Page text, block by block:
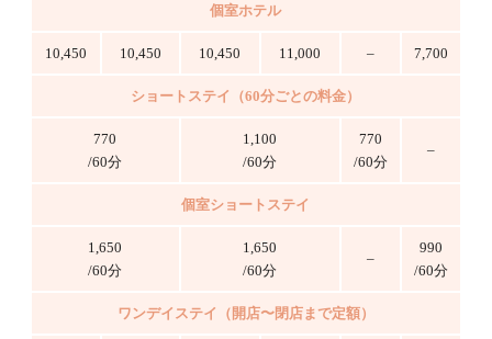
個室ホテル
10,450 10,450 10,450 11,000 – 7,700
ショートステイ（60分ごとの料金）
770
/60分
1,100
/60分
770
/60分
–
個室ショートステイ
1,650
/60分
1,650
/60分
–
990
/60分
ワンデイステイ（開店〜閉店まで定額）